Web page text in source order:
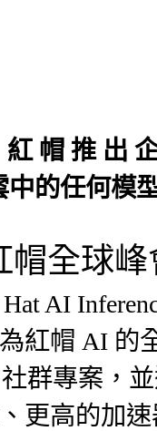
紅 帽 推 出
中的任何模
帽全球峰
AI
紅帽 AI 的
群專案，
更高的加